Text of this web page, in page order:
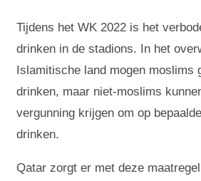
Tijdens het WK 2022 is het
drinken in de stadions. In het
Islamitische land mogen moslims
drinken, maar niet-moslims
vergunning krijgen om op
drinken.
Qatar zorgt er met deze